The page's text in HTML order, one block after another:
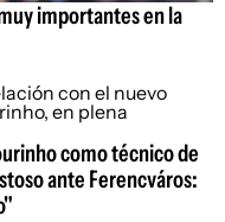
importantes en la
como técnico de
ante Ferencváros: